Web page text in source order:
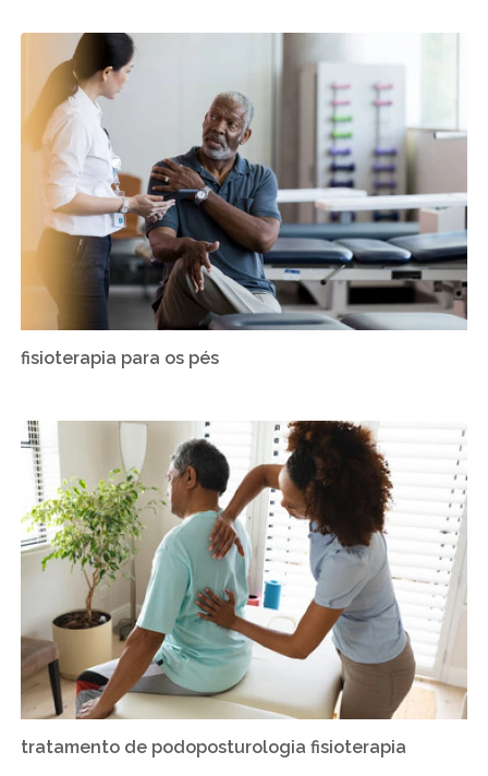
fisioterapia para os pés
tratamento de podoposturologia fisioterapia